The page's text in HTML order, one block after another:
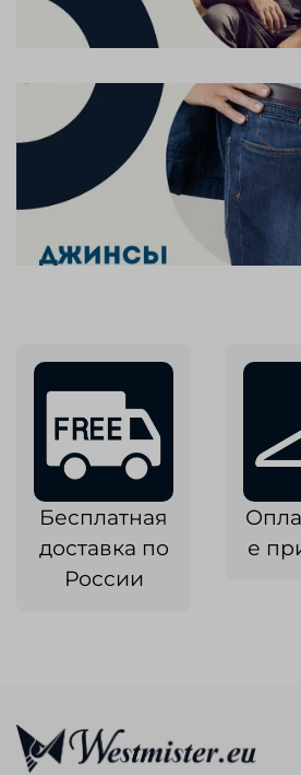
Бесплатная
доставка по
России
е